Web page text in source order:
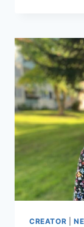
CREATOR